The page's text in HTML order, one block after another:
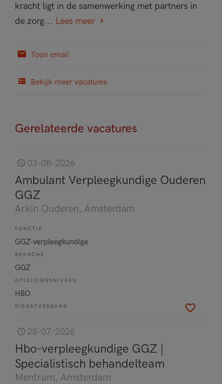
kracht ligt in de samenwerking met partners in
de zorg... Lees meer
Toon email
Bekijk meer vacatures
Gerelateerde vacatures
03-08-2026
Ambulant Verpleegkundige Ouderen
GGZ
Arkin Ouderen, Amsterdam
FUNCTIE
GGZ-verpleegkundige
BRANCHE
GGZ
OPLEIDINGSNIVEAU
HBO
DIENSTVERBAND
28-07-2026
Hbo-verpleegkundige GGZ |
Specialistisch behandelteam
Mentrum, Amsterdam